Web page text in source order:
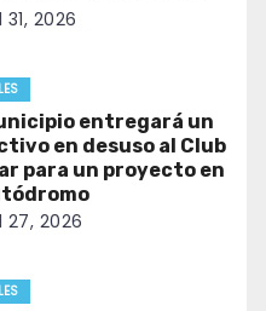
31, 2026
entregará un
en desuso al Club
para un proyecto en
27, 2026